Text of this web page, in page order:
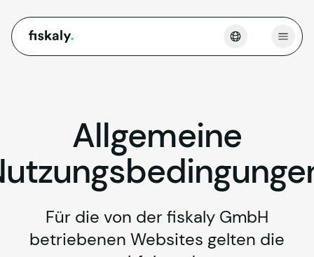
fiskaly. Menü
Allgemeine
Für die von der fiskaly GmbH
betriebenen Websites gelten die